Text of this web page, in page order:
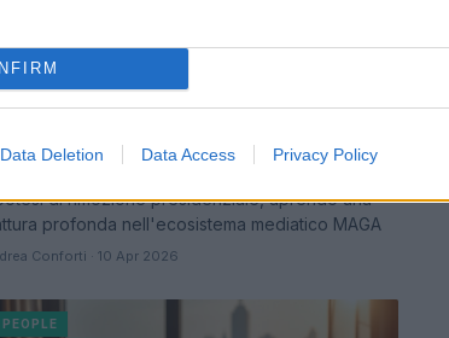
Data Deletion Data Access Privacy Policy
interna al movimento MAGA
le richieste di rimozione di
Owens
di rimozione presidenziale, aprendo una
profonda nell'ecosistema mediatico MAGA
Conforti · 10 Apr 2026
PEOPLE